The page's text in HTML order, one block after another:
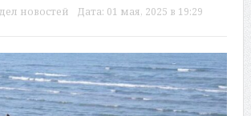
новостей Дата: 01 мая, 2025 в 19:29